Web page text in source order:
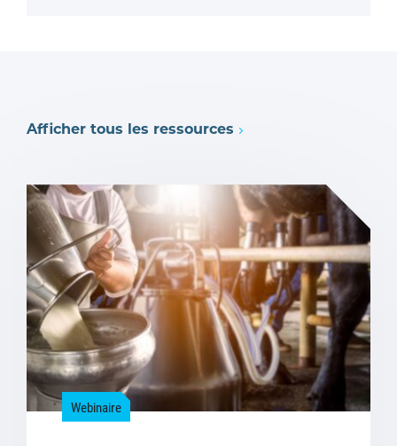
Afficher tous les ressources
Webinaire